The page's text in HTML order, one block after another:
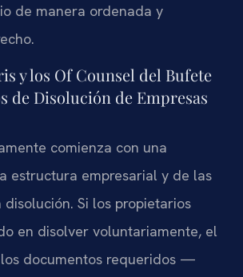
de manera ordenada y
y los Of Counsel del Bufete
de Disolución de Empresas
comienza con una
estructura empresarial y de las
Si los propietarios
en disolver voluntariamente, el
documentos requeridos —